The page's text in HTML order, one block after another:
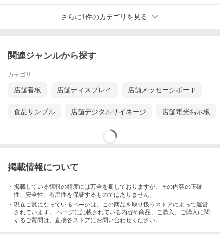
さらに1件のカテゴリを見る
関連ジャンルから探す
カテゴリ
店舗看板 店舗ディスプレイ 店舗メッセージボード
食品サンプル 店舗デジタルサイネージ 店舗電光掲示板
掲載情報について
・掲載している情報の精度には万全を期しておりますが、その内容の正確
性、安全性、有用性を保証するものではありません。
・現在ご覧になっているページは、この商品を取り扱うストアによって運営
されています。 ページに記載されている内容や商品、ご購入 、ご購入に関
するご質問は、直接各ストアにお問い合わせください。